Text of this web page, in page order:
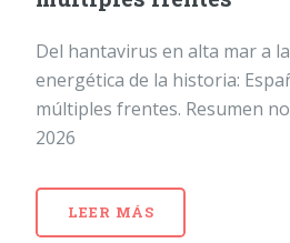
Del hantavirus en alta mar a
energética de la historia:
múltiples frentes. Resumen
2026
LEER MÁS